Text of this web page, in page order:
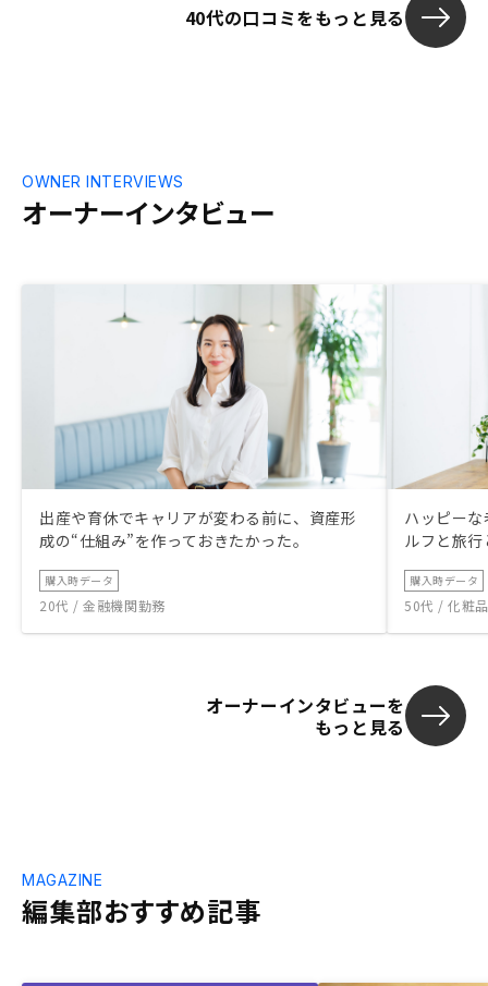
もらえるとよかったです。 はじめてで仕
40代の口コミをもっと見る
オーナーインタビュー
OWNER INTERVIEWS
出産や育休でキャリアが変わる前に、資産形
成の“仕組み”を作っておきたかった。
購入時データ
20代 / 金融機関勤務
ハッピー
ルフと旅
購入時データ
50代 / 化粧
オーナーインタビューを
もっと見る
編集部おすすめ記事
MAGAZINE